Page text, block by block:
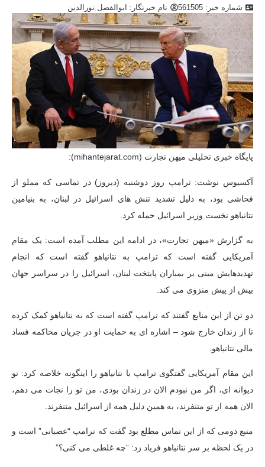
شماره خبر: 561505 نام خبرنگار: ابوالفضل نورالدین
پایگاه خبری تحلیلی میهن تجارت (mihantejarat.com):
آکسیوس نوشت: ترامپ روز دوشنبه (دیروز) در تماسی که مملو از
فحاشی بود، به دلیل تشدید تنش های اسرائیل در لبنان، به بنیامین
نتانیاهو نخست وزیر اسرائیل حمله کرد.
به گزارش «میهن تجارت»، در ادامه این مطلب آمده است: یک مقام
آمریکایی گفته است که ترامپ به نتانیاهو گفته است که انجام
تهدیدهایش مبنی بر بمباران پایتخت لبنان، اسرائیل را در سراسر جهان
بیش از پیش منزوی می کند.
دو تن از این منابع گفتند که ترامپ گفته است که به نتانیاهو کمک کرده
تا از زندان خارج شود – اشاره ای به حمایت او در جریان محاکمه فساد
مالی نتانیاهو.
این مقام آمریکایی گفتگوی ترامپ با نتانیاهو را اینگونه خلاصه کرد: تو
دیوانه ای، اگر من نبودم الان در زندان بودی، من تو را نجات می دهم،
الان همه از تو متنفرند، به همین دلیل همه از اسرائیل متنفرند.
منبع دومی که از این تماس مطلع بود گفت که ترامپ “عصبانی” است و
در یک لحظه بر سر نتانیاهو فریاد زد: “چه غلطی می کنی؟”